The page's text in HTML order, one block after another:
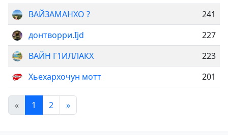
ВАЙЗАМАНХО ?
241
донтворри.Ijd
227
ВАЙН Г1ИЛЛАКХ
223
Хьехархочун мотт
201
« 1 2 »